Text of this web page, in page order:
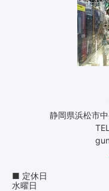
静岡県浜松市
■ 定休日
水曜日